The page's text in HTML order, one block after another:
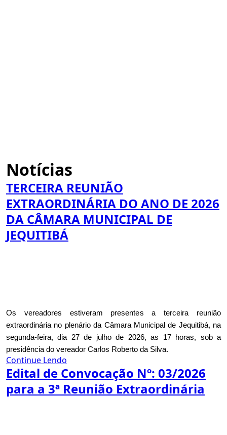
Notícias
TERCEIRA REUNIÃO
EXTRAORDINÁRIA DO ANO DE 2026
DA CÂMARA MUNICIPAL DE
JEQUITIBÁ
Os vereadores estiveram presentes a terceira reunião
extraordinária no plenário da Câmara Municipal de Jequitibá, na
segunda-feira, dia 27 de julho de 2026, as 17 horas, sob a
presidência do vereador Carlos Roberto da Silva.
Continue Lendo
Edital de Convocação Nº: 03/2026
para a 3ª Reunião Extraordinária